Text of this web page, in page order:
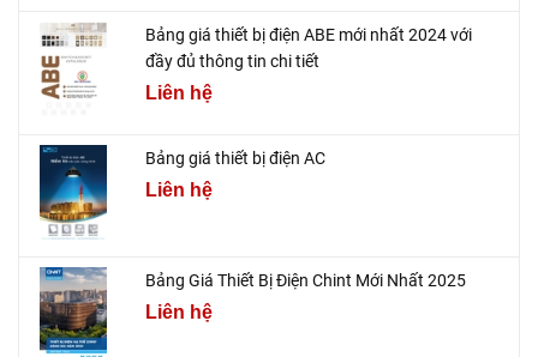
Bảng giá thiết bị điện ABE mới nhất 2024 với
đầy đủ thông tin chi tiết
Liên hệ
Bảng giá thiết bị điện AC
Liên hệ
Bảng Giá Thiết Bị Điện Chint Mới Nhất 2025
Liên hệ